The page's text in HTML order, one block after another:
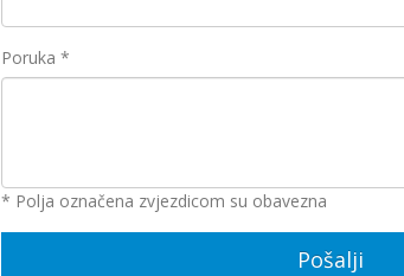
Poruka *
* Polja označena zvjezdicom su obavezna